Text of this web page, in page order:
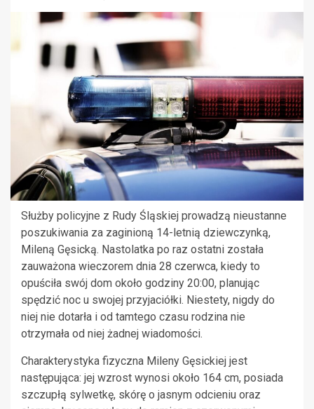
Służby policyjne z Rudy Śląskiej prowadzą nieustanne
poszukiwania za zaginioną 14-letnią dziewczynką,
Mileną Gęsicką. Nastolatka po raz ostatni została
zauważona wieczorem dnia 28 czerwca, kiedy to
opuściła swój dom około godziny 20:00, planując
spędzić noc u swojej przyjaciółki. Niestety, nigdy do
niej nie dotarła i od tamtego czasu rodzina nie
otrzymała od niej żadnej wiadomości.
Charakterystyka fizyczna Mileny Gęsickiej jest
następująca: jej wzrost wynosi około 164 cm, posiada
szczupłą sylwetkę, skórę o jasnym odcieniu oraz